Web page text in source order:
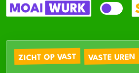
ZICHT OP VAST VASTE UREN